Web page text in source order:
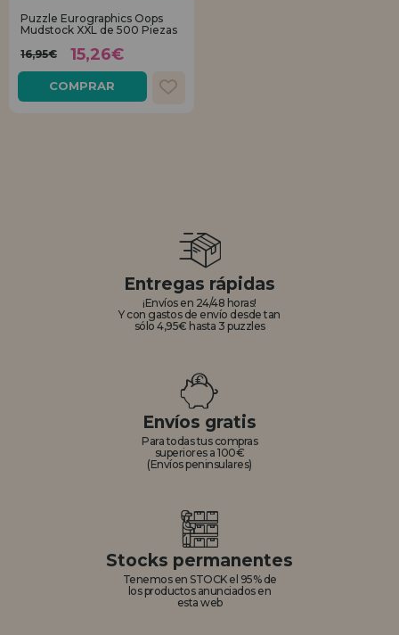
REGISTRO DISTRIBUIDOR
Puzzle Eurographics Oops
Mudstock XXL de 500 Piezas
16,95€
15,26€
COMPRAR
Entregas rápidas
¡Envíos en 24/48 horas!
Y con gastos de envío desde tan
sólo 4,95€ hasta 3 puzzles
Envíos gratis
Para todas tus compras
superiores a 100€
(Envíos peninsulares)
Stocks permanentes
Tenemos en STOCK el 95% de
los productos anunciados en
esta web